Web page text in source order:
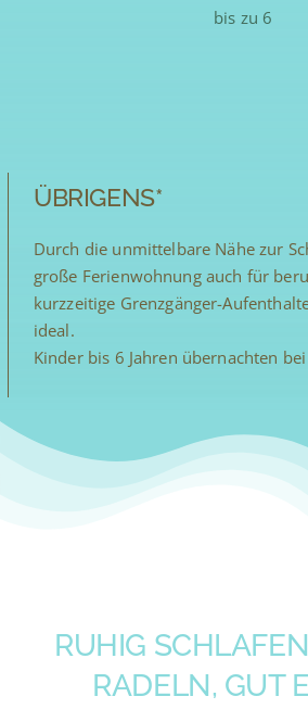
bis zu 6
ÜBRIGENS*
Durch die unmittelbare Nähe zur
große Ferienwohnung auch für
kurzzeitige Grenzgänger-
ideal.
Kinder bis 6 Jahren übernachten
RUHIG
RADELN, GUT